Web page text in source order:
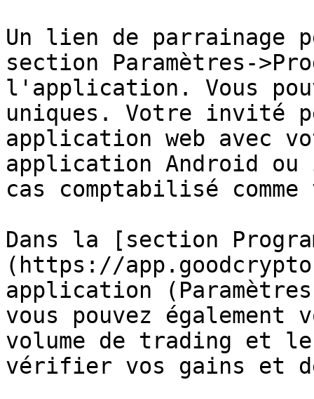
Un lien de parrainage
section Paramètres-
l'application. Vous
uniques. Votre invité
application web avec
application Android
cas comptabilisé
Dans la [section
(https://
application
vous pouvez
volume de trading et
vérifier vos gains et